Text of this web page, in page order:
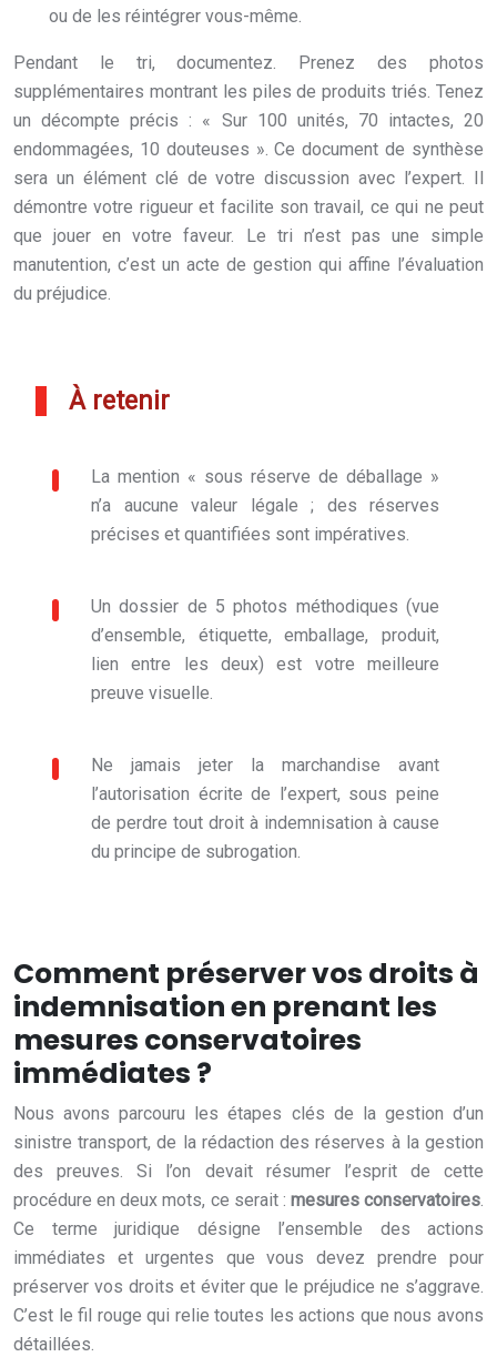
ou de les réintégrer vous-même.
Pendant le tri, documentez. Prenez des photos
supplémentaires montrant les piles de produits triés. Tenez
un décompte précis : « Sur 100 unités, 70 intactes, 20
endommagées, 10 douteuses ». Ce document de synthèse
sera un élément clé de votre discussion avec l’expert. Il
démontre votre rigueur et facilite son travail, ce qui ne peut
que jouer en votre faveur. Le tri n’est pas une simple
manutention, c’est un acte de gestion qui affine l’évaluation
du préjudice.
À retenir
La mention « sous réserve de déballage »
n’a aucune valeur légale ; des réserves
précises et quantifiées sont impératives.
Un dossier de 5 photos méthodiques (vue
d’ensemble, étiquette, emballage, produit,
lien entre les deux) est votre meilleure
preuve visuelle.
Ne jamais jeter la marchandise avant
l’autorisation écrite de l’expert, sous peine
de perdre tout droit à indemnisation à cause
du principe de subrogation.
Comment préserver vos droits à
indemnisation en prenant les
mesures conservatoires
immédiates ?
Nous avons parcouru les étapes clés de la gestion d’un
sinistre transport, de la rédaction des réserves à la gestion
des preuves. Si l’on devait résumer l’esprit de cette
procédure en deux mots, ce serait : mesures conservatoires.
Ce terme juridique désigne l’ensemble des actions
immédiates et urgentes que vous devez prendre pour
préserver vos droits et éviter que le préjudice ne s’aggrave.
C’est le fil rouge qui relie toutes les actions que nous avons
détaillées.